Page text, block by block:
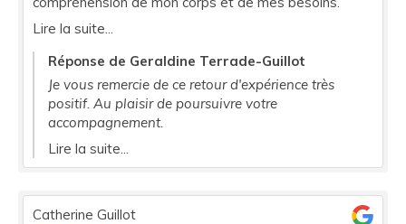
Lire la suite...
Réponse de Geraldine Terrade-Guillot
Je vous remercie de ce retour d'expérience très
positif. Au plaisir de poursuivre votre
accompagnement.
Lire la suite...
Catherine Guillot